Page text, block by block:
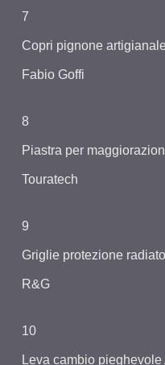
7
Copri pignone
Fabio Goffi
8
Piastra per
Touratech
9
Griglie protezione
R&G
10
Leva cambio pieghevole